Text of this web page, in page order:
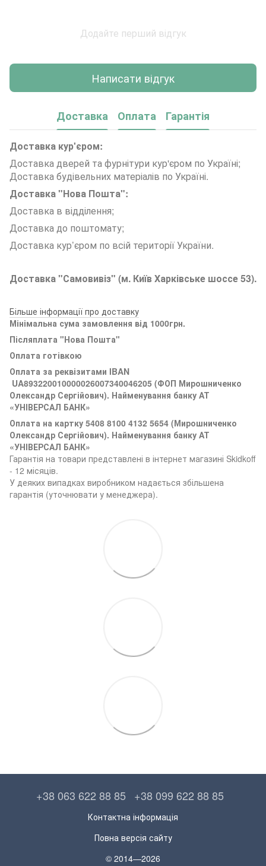
Додайте перший відгук
Написати відгук
Доставка Оплата Гарантія
Доставка кур'єром:
Доставка дверей та фурнітури кур'єром по Україні;
Доставка будівельних матеріалів по Україні.
Доставка "Нова Пошта":
Доставка в відділення;
Доставка до поштомату;
Доставка кур’єром по всій території України.
Доставка "Самовивіз" (м. Київ Харківське шоссе 53).
Більше інформації про доставку
Мінімальна сума замовлення від 1000грн.
Післяплата "Нова Пошта"
Оплата готівкою
Оплата за реквізитами IBAN
UA893220010000026007340046205 (ФОП Мирошниченко
Олександр Сергійович). Найменування банку АТ
«УНІВЕРСАЛ БАНК»
Оплата на картку 5408 8100 4132 5654 (Мирошниченко
Олександр Сергійович). Найменування банку АТ
«УНІВЕРСАЛ БАНК»
Гарантія на товари представлені в інтернет магазині Skidkoff
- 12 місяців.
У деяких випадках виробником надається збільшена
гарантія (уточнювати у менеджера).
+38 063 622 88 85 +38 099 622 88 85
Контактна інформація
Повна версія сайту
© 2014—2026